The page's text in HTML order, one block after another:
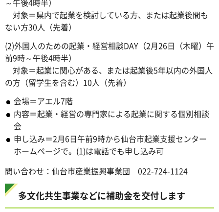
～午後4時半）
対象＝県内で起業を検討している方、または起業後間も
ない方30人（先着）
(2)外国人のための起業・経営相談DAY（2月26日（木曜）午
前9時～午後4時半）
対象＝起業に関心がある、または起業後5年以内の外国人
の方（留学生を含む）10人（先着）
会場＝アエル7階
内容＝起業・経営の専門家による起業に関する個別相談
会
申し込み＝2月6日午前9時から仙台市起業支援センター
ホームページで。(1)は電話でも申し込み可
問い合わせ：仙台市産業振興事業団 022-724-1124
多文化共生事業などに補助金を交付します